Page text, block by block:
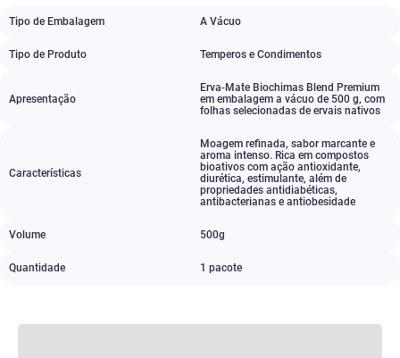
Tipo de Embalagem A Vácuo
Tipo de Produto Temperos e Condimentos
Apresentação
Erva-Mate Biochimas Blend Premium
em embalagem a vácuo de 500 g, com
folhas selecionadas de ervais nativos
Características
Moagem refinada, sabor marcante e
aroma intenso. Rica em compostos
bioativos com ação antioxidante,
diurética, estimulante, além de
propriedades antidiabéticas,
antibacterianas e antiobesidade
Volume 500g
Quantidade 1 pacote